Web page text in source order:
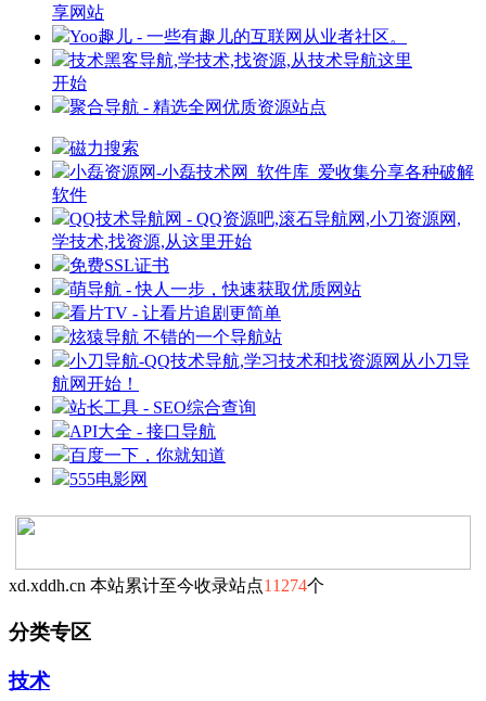
享网站
Yoo趣儿 - 一些有趣儿的互联网从业者社区。
技术黑客导航,学技术,找资源,从技术导航这里
开始
聚合导航 - 精选全网优质资源站点
磁力搜索
小磊资源网-小磊技术网_软件库_爱收集分享各种破解
软件
QQ技术导航网 - QQ资源吧,滚石导航网,小刀资源网,
学技术,找资源,从这里开始
免费SSL证书
萌导航 - 快人一步，快速获取优质网站
看片TV - 让看片追剧更简单
炫猿导航 不错的一个导航站
小刀导航-QQ技术导航,学习技术和找资源网从小刀导
航网开始！
站长工具 - SEO综合查询
API大全 - 接口导航
百度一下，你就知道
555电影网
xd.xddh.cn 本站累计至今收录站点11274个
分类专区
技术